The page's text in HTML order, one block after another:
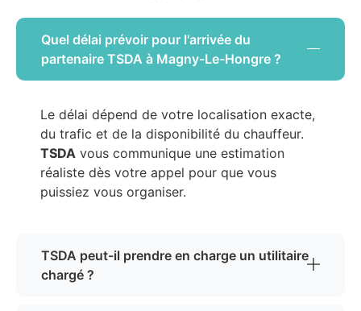
Quel délai prévoir pour l'arrivée du
partenaire TSDA à Magny-Le-Hongre ?
Le délai dépend de votre localisation exacte,
du trafic et de la disponibilité du chauffeur.
TSDA vous communique une estimation
réaliste dès votre appel pour que vous
puissiez vous organiser.
TSDA peut-il prendre en charge un utilitaire
chargé ?